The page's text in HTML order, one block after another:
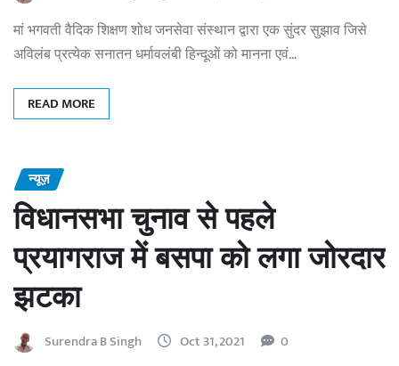
मां भगवती वैदिक शिक्षण शोध जनसेवा संस्थान द्वारा एक सुंदर सुझाव जिसे
अविलंब प्रत्येक सनातन धर्मावलंबी हिन्दूओं को मानना एवं…
READ MORE
न्यूज़
विधानसभा चुनाव से पहले
प्रयागराज में बसपा को लगा जोरदार
झटका
Surendra B Singh Oct 31, 2021 0